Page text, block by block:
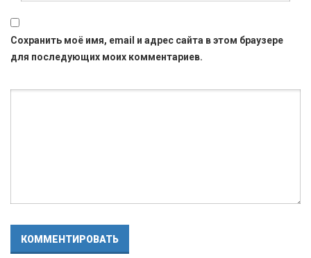
Сохранить моё имя, email и адрес сайта в этом браузере
для последующих моих комментариев.